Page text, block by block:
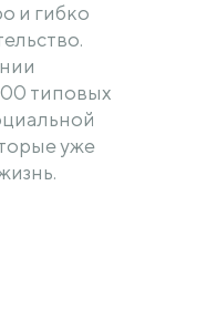
и гибко
типовых
уже